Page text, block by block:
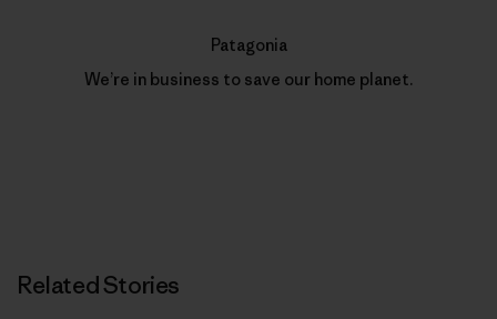
Patagonia
We’re in business to save our home planet.
Related Stories